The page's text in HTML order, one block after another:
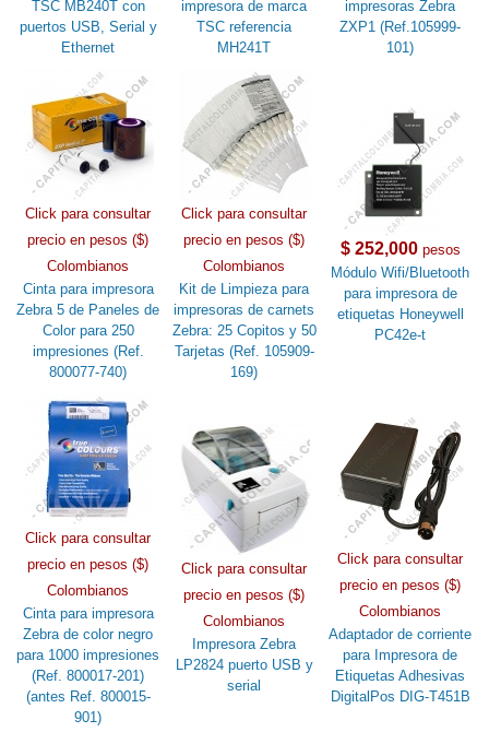
TSC MB240T con
puertos USB, Serial y
Ethernet
impresora de marca
TSC referencia
MH241T
impresoras Zebra
ZXP1 (Ref.105999-
101)
Click para consultar
precio en pesos ($)
Colombianos
Cinta para impresora
Zebra 5 de Paneles de
Color para 250
impresiones (Ref.
800077-740)
Click para consultar
precio en pesos ($)
Colombianos
Kit de Limpieza para
impresoras de carnets
Zebra: 25 Copitos y 50
Tarjetas (Ref. 105909-
169)
$ 252,000pesos
Módulo Wifi/Bluetooth
para impresora de
etiquetas Honeywell
PC42e-t
Click para consultar
precio en pesos ($)
Colombianos
Cinta para impresora
Zebra de color negro
para 1000 impresiones
(Ref. 800017-201)
(antes Ref. 800015-
901)
Click para consultar
precio en pesos ($)
Colombianos
Impresora Zebra
LP2824 puerto USB y
serial
Click para consultar
precio en pesos ($)
Colombianos
Adaptador de corriente
para Impresora de
Etiquetas Adhesivas
DigitalPos DIG-T451B